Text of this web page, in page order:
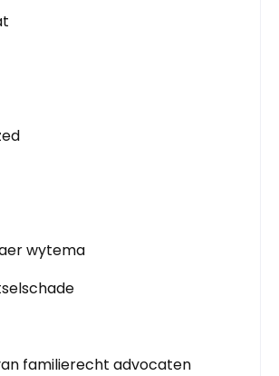
wytema
familierecht advocaten